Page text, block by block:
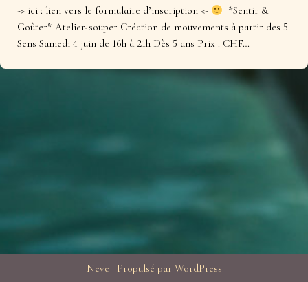
-> ici : lien vers le formulaire d’inscription <-
*Sentir &
Goûter* Atelier-souper Création de mouvements à partir des 5
Sens Samedi 4 juin de 16h à 21h Dès 5 ans Prix : CHF…
Neve | Propulsé par WordPress